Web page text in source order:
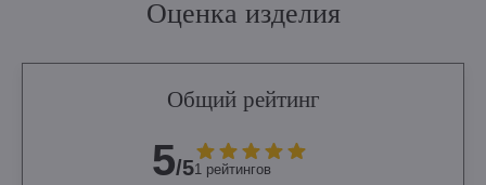
Оценка изделия
Общий рейтинг
5/51 рейтингов